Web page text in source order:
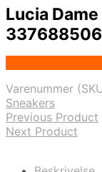
Lucia
Varenummer
Sneakers
Previous Product
Next Product